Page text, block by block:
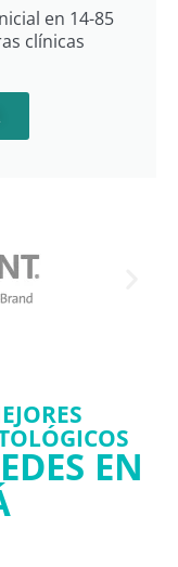
en 14-85
clínicas
EN